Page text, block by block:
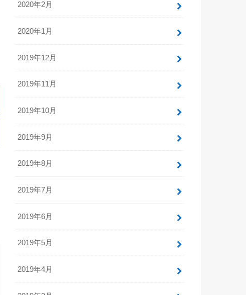
2020年2月
2020年1月
2019年12月
2019年11月
2019年10月
2019年9月
2019年8月
2019年7月
2019年6月
2019年5月
2019年4月